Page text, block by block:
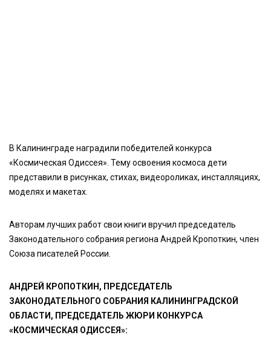
В Калининграде наградили победителей конкурса
«Космическая Одиссея». Тему освоения космоса дети
представили в рисунках, стихах, видеороликах, инсталляциях,
моделях и макетах.
Авторам лучших работ свои книги вручил председатель
Законодательного собрания региона Андрей Кропоткин, член
Союза писателей России.
АНДРЕЙ КРОПОТКИН, ПРЕДСЕДАТЕЛЬ
ЗАКОНОДАТЕЛЬНОГО СОБРАНИЯ КАЛИНИНГРАДСКОЙ
ОБЛАСТИ, ПРЕДСЕДАТЕЛЬ ЖЮРИ КОНКУРСА
«КОСМИЧЕСКАЯ ОДИССЕЯ»: